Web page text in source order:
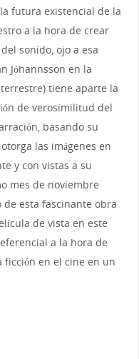
futura existencial de la
a la hora de crear
sonido, ojo a esa
Jóhannsson en la
tiene aparte la
de verosimilitud del
basando su
las imágenes en
y con vistas a su
mes de noviembre
esta fascinante obra
de vista en este
a la hora de
ficción en el cine en un